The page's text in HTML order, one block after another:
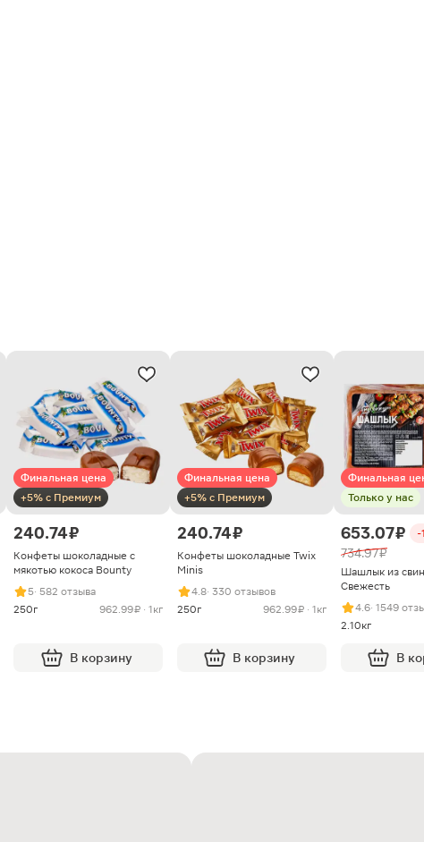
Финальная цена
+5% с Премиум
240.74 ₽
Конфеты шоколадные с
мякотью кокоса Bounty
5· 582 отзыва
250г
962.99 ₽ · 1кг
В корзину
Финальная цена
+5% с Премиум
240.74 ₽
Конфеты шоколадные Twix
Minis
4.8· 330 отзывов
250г
962.99 ₽ · 1кг
В корзину
Финальная
Только у нас
653.07 ₽ -
734.97 ₽
Шашлык из
Свежесть
4.6· 1549
2.10кг
В